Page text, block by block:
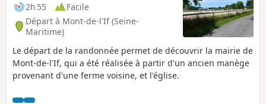
2h 55
Facile
Départ à Mont-de-l'If (Seine-
Maritime)
Le départ de la randonnée permet de découvrir la mairie de
Mont-de-l'If, qui a été réalisée à partir d'un ancien manège
provenant d'une ferme voisine, et l'église.